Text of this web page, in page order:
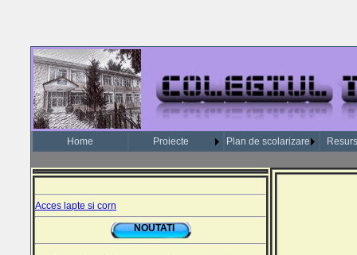
Home Proiecte Plan de scolarizare
Acces lapte si corn
NOUTATI